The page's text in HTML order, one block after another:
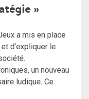
»
a mis en place
d’expliquer le
un nouveau
ludique. Ce